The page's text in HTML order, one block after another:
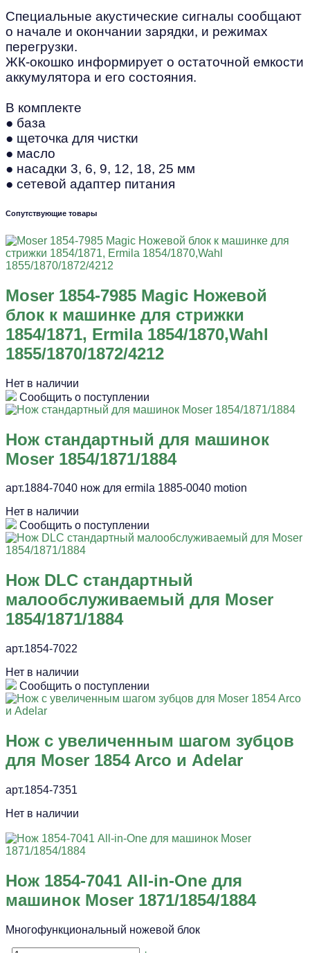
Специальные акустические сигналы сообщают
о начале и окончании зарядки, и режимах
перегрузки.
ЖК-окошко информирует о остаточной емкости
аккумулятора и его состояния.
В комплекте
● база
● щеточка для чистки
● масло
● насадки 3, 6, 9, 12, 18, 25 мм
● сетевой адаптер питания
Сопутствующие товары
Moser 1854-7985 Magic Ножевой
блок к машинке для стрижки
1854/1871, Ermila 1854/1870,Wahl
1855/1870/1872/4212
Нет в наличии
Сообщить о поступлении
Нож стандартный для машинок
Moser 1854/1871/1884
арт.1884-7040 нож для ermila 1885-0040 motion
Нет в наличии
Сообщить о поступлении
Нож DLC стандартный
малообслуживаемый для Moser
1854/1871/1884
арт.1854-7022
Нет в наличии
Сообщить о поступлении
Нож с увеличенным шагом зубцов
для Moser 1854 Arco и Adelar
арт.1854-7351
Нет в наличии
Нож 1854-7041 All-in-One для
машинок Moser 1871/1854/1884
Многофункциональный ножевой блок